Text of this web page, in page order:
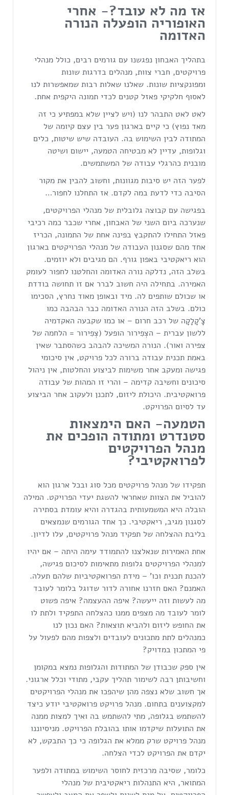
אז מה לא עובד?- אחרי
האופוריה הופעלה הנורה
האדומה
בתהליך האבחון נפגשנו עם גורמים רבים, כולל מנהלי
פרויקטים, חברי צוות, מנהלים בדרגות שונות
ומפונקציות שונות. שאלנו שאלות רבות שמאפשרות לנו
לאסוף חלקיקי פאזל קטנים לכדי תמונה היקפית אחת.
לאט לאט התבהר לנו (ויש לציין שלא במפתיע כי זה
מאד נפוץ) כי קיים בארגון פער בין עצם קיומה של
המתודה לבין השימוש בה. העובדה שיש שיטות, כלים
וגלופות, עדיין לא מבטיחה הטמעה, יישום ושיטה
מובנית כהרגלי עבודה של המשתמשים.
לפער הזה יש סיבות מגוונות, וחשוב להבין את מקור
הסיבה כדי לדעת במה לקדם. אז התחלנו לחפור…
בפגישה עם קבוצה גלובלית של מנהלי הפרויקטים,
שנערכה ביום השני של האבחון, אחרי שכבר כמה רכיבי
פאזל התחילו להתקבץ בפינה אחת של התמונה, הכריז
אחד מהם שסגנון העבודה של מנהלי הפרויקטים בארגון
הוא ריאקטיבי באפון גורף. הם מגיבים ולא יוזמים.
בשלב הזה, נדלקה נורה האדומה והחלטנו לחפור לעומק
האמירה. בתחילה היה חשוב לברר אם זו תחושה בודדת
או שכולם שותפים לה. מיד ובאופן מאוד נחרץ, הסכימו
כולם. בשלב הזה הנורה האדומה כבר הבהבה כמו
צָ'קָלָקָה של רכב חרום – או כמו שקבעה האקדמיה
ללשון עברית – הצְפִירור הופעל (צְפִירור = הלחמה של
צפירה ואור). הנורה המשיכה להבהב כשהסתבר שאין
באמת תכנית עבודה ברורה לכל פרויקט, אין סיכומי
פגישה ומעקב אחר משימות לביצוע והחלטות, אין ניהול
סיכונים וחשיבה קדימה – והרי זו המהות של עבודה
פרואקטיבית. היכולת ליזום, לתכנן ולעקוב אחר הביצוע
עד לסיום הפרויקט.
הטמעה- האם הימצאות
סטנדרט ומתודה הופכים את
מנהל הפרויקטים
לפרואקטיבי?
תפקידו של מנהל פרויקטים מכל סוג ובכל ארגון הוא
להוביל את הצוות שאחראי להשגת יעדי הפרויקט. המילה
הובלה היא המשמעותית בהגדרה והיא עומדת בסתירה
לסגנון מגיב, ריאקטיבי. כך אחד הגורמים שנמצאים
בליבת ההצלחה של תפקיד מנהל פרויקטים, עלו לדיון.
אחת האמירות שנאלצנו להתמודד עימה היתה – אם יהיו
למנהלי הפרויקטים גלופות מתאימות לסיכום פגישה,
להכנת תכנית וכו' – מידת הפרואקטיביות שלהם תעלה.
האמנם? האם חזרנו אחורה לדור שדוגל בלומר לעובד
מה לעשות וזה ייעשה? איפה ההעצמה? איפה פשוט
לומר לעובד מה מצפים ממנו כהצלחה התפקיד ולתת לו
את החופש ליזום ולהביא תוצאות? האם נכון לנו
כמנהלים לתת מתכונים לעובדים ולצפות מהם לפעול על
פי המתכון במדויק?
אין ספק שכבודן של המתודות והגלופות נמצא במקומן
וחשיבותן רבה לשימור תהליך עקבי, מתודי וכלל ארגוני.
אך חשוב שלא נצפה מהן שיהפכו את מנהלי הפרויקטים
למקצוענים בתחום. מנהל פרויקט פרואקטיבי יודע כיצד
להשתמש בגלופה, מתי להשתמש בה ואיך למצות ממנה
את התועלות שיקדמו אותו בהובלת הפרויקט. מניסיוננו
מנהל פרויקט שרק ממלא את הגלופה כי כך התבקש, לא
יקדם את הפרויקט לכדי הצלחה.
כלומר, שסיבה מרכזית לחוסר השימוש במתודה ולפער
המתואר, היא התנהלות ריאקטיבית של מנהלי